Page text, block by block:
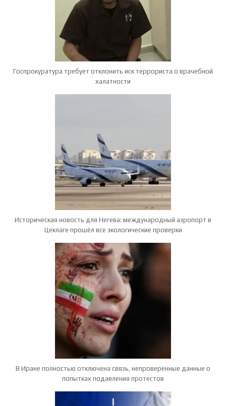
Госпрокуратура требует отклонить иск террориста о врачебной
халатности
Историческая новость для Негева: международный аэропорт в
Цеклаге прошёл все экологические проверки
В Иране полностью отключена связь, непроверенные данные о
попытках подавления протестов